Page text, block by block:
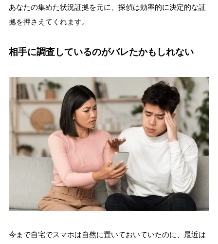
あなたの集めた状況証拠を元に、探偵は効率的に決定的な証
拠を押さえてくれます。
相手に調査しているのがバレたかもしれない
今まで自宅でスマホは自然に置いておいていたのに、最近は